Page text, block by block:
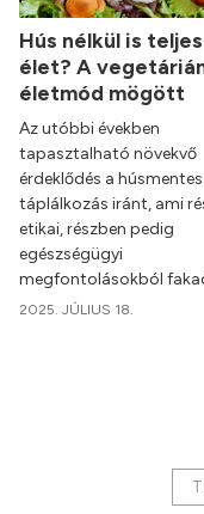
Hús nélkül is
élet? A
életmód mögött
Az utóbbi években
tapasztalható növekvő
érdeklődés a húsmentes
táplálkozás iránt, ami
etikai, részben pedig
egészségügyi
megfontolásokból
2025. JÚLIUS 18.